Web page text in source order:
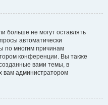
больше не могут оставлять
автоматически
по многим причинам
конференции. Вы также
вами темы, в
вам администратором